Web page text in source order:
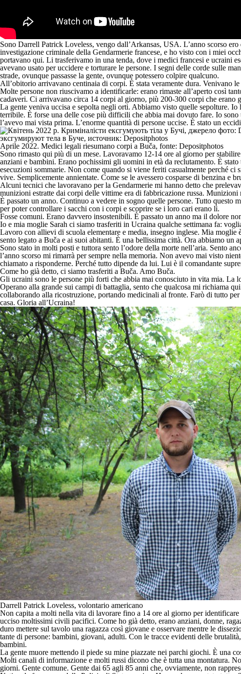
Sono Darrell Patrick Loveless, vengo dall’Arkansas, USA. L’anno scorso
investigazione criminale della Gendarmerie francese, e ho visto con i miei
portavano qui. Li trasferivamo in una tenda, dove i medici francesi e ucraini
avevano usato per uccidere e torturare le persone. I segni delle corde sulle
strade, ovunque passasse la gente, ovunque potessero colpire qualcuno.
All’obitorio arrivavano centinaia di corpi. È stata veramente dura. Venivano
Molte persone non riuscivamo a identificarle: erano rimaste all’aperto così
cadaveri. Ci arrivavano circa 14 corpi al giorno, più 200-300 corpi che erano
La gente veniva uccisa e sepolta negli orti. Abbiamo visto quelle sepolture.
terribile. È forse una delle cose più difficili che abbia mai dovuto fare. Io
l’avevo mai vista prima. L’enorme quantità di persone uccise. È stato un
Aprile 2022. Medici legali riesumano corpi a Buča, fonte: Depositphotos
Sono rimasto qui più di un mese. Lavoravamo 12-14 ore al giorno per
anziani e bambini. Erano pochissimi gli uomini in età da reclutamento. È
esecuzioni sommarie. Non come quando si viene feriti casualmente perché
vive. Semplicemente annientate. Come se le avessero cosparse di benzina e
Alcuni tecnici che lavoravano per la Gendarmerie mi hanno detto che
munizioni estratte dai corpi delle vittime era di fabbricazione russa. Munizioni
È passato un anno. Continuo a vedere in sogno quelle persone. Tutto
per poter controllare i sacchi con i corpi e scoprire se i loro cari erano lì.
Fosse comuni. Erano davvero insostenibili. È passato un anno ma il dolore
Io e mia moglie Sarah ci siamo trasferiti in Ucraina qualche settimana fa:
Lavoro con allievi di scuola elementare e media, insegno inglese. Mia
sento legato a Buča e ai suoi abitanti. È una bellissima città. Ora abbiamo un
Sono stato in molti posti e tuttora sento l’odore della morte nell’aria. Sento
l’anno scorso mi rimarrà per sempre nella memoria. Non avevo mai visto
chiamato a risponderne. Perché tutto dipende da lui. Lui è il comandante
Come ho già detto, ci siamo trasferiti a Buča. Amo Buča.
Gli ucraini sono le persone più forti che abbia mai conosciuto in vita mia. La
Operano alla grande sui campi di battaglia, sento che qualcosa mi richiama
collaborando alla ricostruzione, portando medicinali al fronte. Farò di tutto
casa. Gloria all’Ucraina!
Darrell Patrick Loveless, volontario americano
Non capita a molti nella vita di lavorare fino a 14 ore al giorno per
ucciso moltissimi civili pacifici. Come ho già detto, erano anziani, donne,
duro mettere sul tavolo una ragazza così giovane e osservare mentre le
tante di persone: bambini, giovani, adulti. Con le tracce evidenti delle
bambini.
La gente muore mettendo il piede su mine piazzate nei parchi giochi. È una
Molti canali di informazione e molti russi dicono che è tutta una montatura.
giorni. Gente comune. Gente dai 65 agli 85 anni che, ovviamente, non